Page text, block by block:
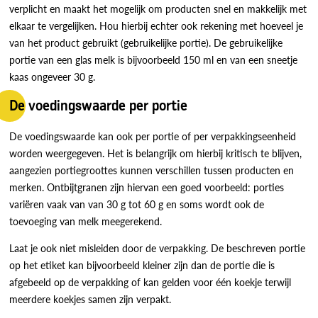
verplicht en maakt het mogelijk om producten snel en makkelijk met
elkaar te vergelijken. Hou hierbij echter ook rekening met hoeveel je
van het product gebruikt (gebruikelijke portie). De gebruikelijke
portie van een glas melk is bijvoorbeeld 150 ml en van een sneetje
kaas ongeveer 30 g.
De voedingswaarde per portie
De voedingswaarde kan ook per portie of per verpakkingseenheid
worden weergegeven. Het is belangrijk om hierbij kritisch te blijven,
aangezien portiegroottes kunnen verschillen tussen producten en
merken. Ontbijtgranen zijn hiervan een goed voorbeeld: porties
variëren vaak van van 30 g tot 60 g en soms wordt ook de
toevoeging van melk meegerekend.
Laat je ook niet misleiden door de verpakking. De beschreven portie
op het etiket kan bijvoorbeeld kleiner zijn dan de portie die is
afgebeeld op de verpakking of kan gelden voor één koekje terwijl
meerdere koekjes samen zijn verpakt.